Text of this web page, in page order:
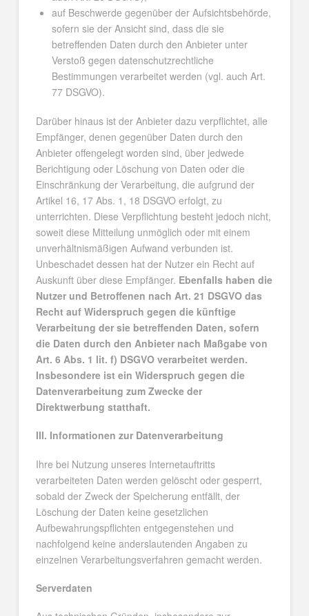
auf Beschwerde gegenüber der Aufsichtsbehörde,
sofern sie der Ansicht sind, dass die sie
betreffenden Daten durch den Anbieter unter
Verstoß gegen datenschutzrechtliche
Bestimmungen verarbeitet werden (vgl. auch Art.
77 DSGVO).
Darüber hinaus ist der Anbieter dazu verpflichtet, alle
Empfänger, denen gegenüber Daten durch den
Anbieter offengelegt worden sind, über jedwede
Berichtigung oder Löschung von Daten oder die
Einschränkung der Verarbeitung, die aufgrund der
Artikel 16, 17 Abs. 1, 18 DSGVO erfolgt, zu
unterrichten. Diese Verpflichtung besteht jedoch nicht,
soweit diese Mitteilung unmöglich oder mit einem
unverhältnismäßigen Aufwand verbunden ist.
Unbeschadet dessen hat der Nutzer ein Recht auf
Auskunft über diese Empfänger. Ebenfalls haben die
Nutzer und Betroffenen nach Art. 21 DSGVO das
Recht auf Widerspruch gegen die künftige
Verarbeitung der sie betreffenden Daten, sofern
die Daten durch den Anbieter nach Maßgabe von
Art. 6 Abs. 1 lit. f) DSGVO verarbeitet werden.
Insbesondere ist ein Widerspruch gegen die
Datenverarbeitung zum Zwecke der
Direktwerbung statthaft.
III. Informationen zur Datenverarbeitung
Ihre bei Nutzung unseres Internetauftritts
verarbeiteten Daten werden gelöscht oder gesperrt,
sobald der Zweck der Speicherung entfällt, der
Löschung der Daten keine gesetzlichen
Aufbewahrungspflichten entgegenstehen und
nachfolgend keine anderslautenden Angaben zu
einzelnen Verarbeitungsverfahren gemacht werden.
Serverdaten